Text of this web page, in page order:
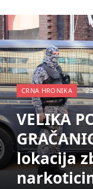
CRNA HRONIKA
VELIKA
lokacija